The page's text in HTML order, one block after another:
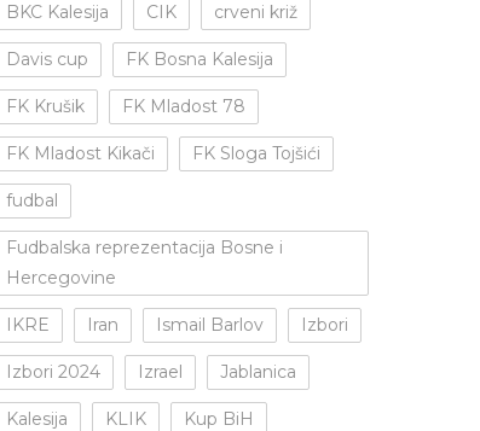
BKC Kalesija CIK crveni križ
Davis cup FK Bosna Kalesija
FK Krušik FK Mladost 78
FK Mladost Kikači FK Sloga Tojšići
fudbal
Fudbalska reprezentacija Bosne i
Hercegovine
IKRE Iran Ismail Barlov Izbori
Izbori 2024 Izrael Jablanica
Kalesija KLIK Kup BiH